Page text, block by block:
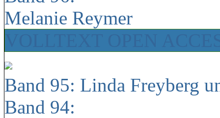
Melanie Reymer
Band 95: Linda Freyberg
Band 94: